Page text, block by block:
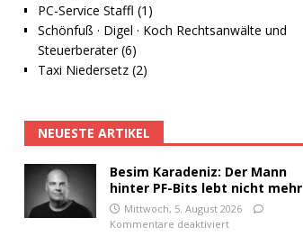
PC-Service Staffl (1)
Schönfuß · Digel · Koch Rechtsanwälte und
Steuerberater (6)
Taxi Niedersetz (2)
NEUESTE ARTIKEL
Besim Karadeniz: Der Mann
hinter PF-Bits lebt nicht mehr
Mittwoch, 5. August 2026
Kommentare deaktiviert